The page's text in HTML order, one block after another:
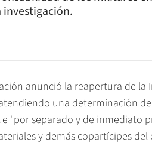
anunció la reapertura de
una determinación
"por separado y de inmediato
y demás copartícipes